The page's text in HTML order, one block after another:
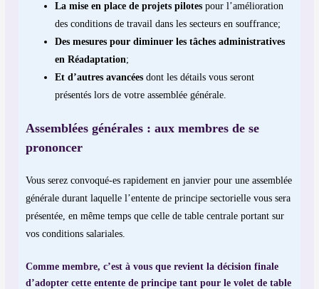
La mise en place de projets pilotes pour l’amélioration
des conditions de travail dans les secteurs en souffrance;
Des mesures pour diminuer les tâches administratives
en Réadaptation;
Et d’autres avancées dont les détails vous seront
présentés lors de votre assemblée générale.
Assemblées générales : aux membres de se
prononcer
Vous serez convoqué-es rapidement en janvier pour une assemblée
générale durant laquelle l’entente de principe sectorielle vous sera
présentée, en même temps que celle de table centrale portant sur
vos conditions salariales.
Comme membre, c’est à vous que revient la décision finale
d’adopter cette entente de principe tant pour le volet de table